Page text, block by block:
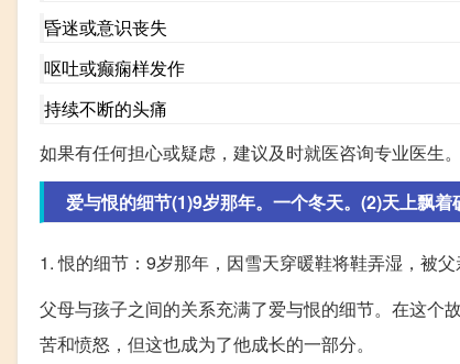
昏迷或意识丧失
呕吐或癫痫样发作
持续不断的头痛
如果有任何担心或疑虑，建议及时就医咨询专业医生。
爱与恨的细节(1)9岁那年。一个冬天。(2)天上飘着
1. 恨的细节：9岁那年，因雪天穿暖鞋将鞋弄湿，被父
父母与孩子之间的关系充满了爱与恨的细节。在这个
苦和愤怒，但这也成为了他成长的一部分。